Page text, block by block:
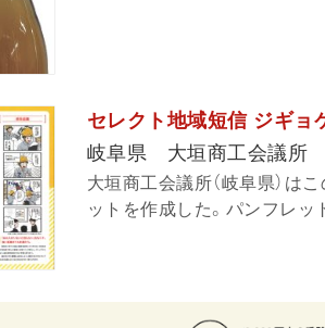
セレクト地域短信 ジギョ
岐阜県 大垣商工会議所
大垣商工会議所（岐阜県）は
ットを作成した。パンフレット